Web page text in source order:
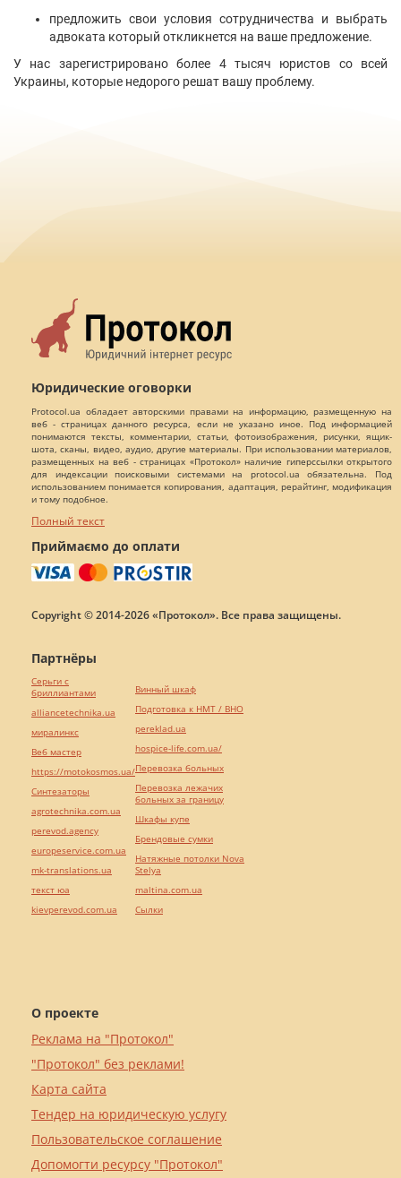
предложить свои условия сотрудничества и выбрать
адвоката который откликнется на ваше предложение.
У нас зарегистрировано более 4 тысяч юристов со всей
Украины, которые недорого решат вашу проблему.
Юридические оговорки
Protocol.ua обладает авторскими правами на информацию, размещенную на
веб - страницах данного ресурса, если не указано иное. Под информацией
понимаются тексты, комментарии, статьи, фотоизображения, рисунки, ящик-
шота, сканы, видео, аудио, другие материалы. При использовании материалов,
размещенных на веб - страницах «Протокол» наличие гиперссылки открытого
для индексации поисковыми системами на protocol.ua обязательна. Под
использованием понимается копирования, адаптация, рерайтинг, модификация
и тому подобное.
Полный текст
Приймаємо до оплати
Copyright © 2014-2026 «Протокол». Все права защищены.
О проекте
Реклама на "Протокол"
"Протокол" без реклами!
Карта сайта
Тендер на юридическую услугу
Пользовательское соглашение
Допомогти ресурсу "Протокол"
Партнёры
Серьги с
бриллиантами
alliancetechnika.ua
миралинкс
Веб мастер
https://motokosmos.ua/
Синтезаторы
agrotechnika.com.ua
perevod.agency
europeservice.com.ua
mk-translations.ua
текст юа
kievperevod.com.ua
Винный шкаф
Подготовка к НМТ / ВНО
pereklad.ua
hospice-life.com.ua/
Перевозка больных
Перевозка лежачих
больных за границу
Шкафы купе
Брендовые сумки
Натяжные потолки Nova
Stelya
maltina.com.ua
Cылки